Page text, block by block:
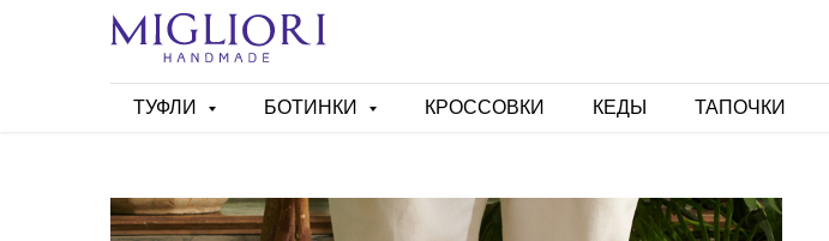
ТУФЛИ БОТИНКИ КРОССОВКИ КЕДЫ ТАПОЧКИ